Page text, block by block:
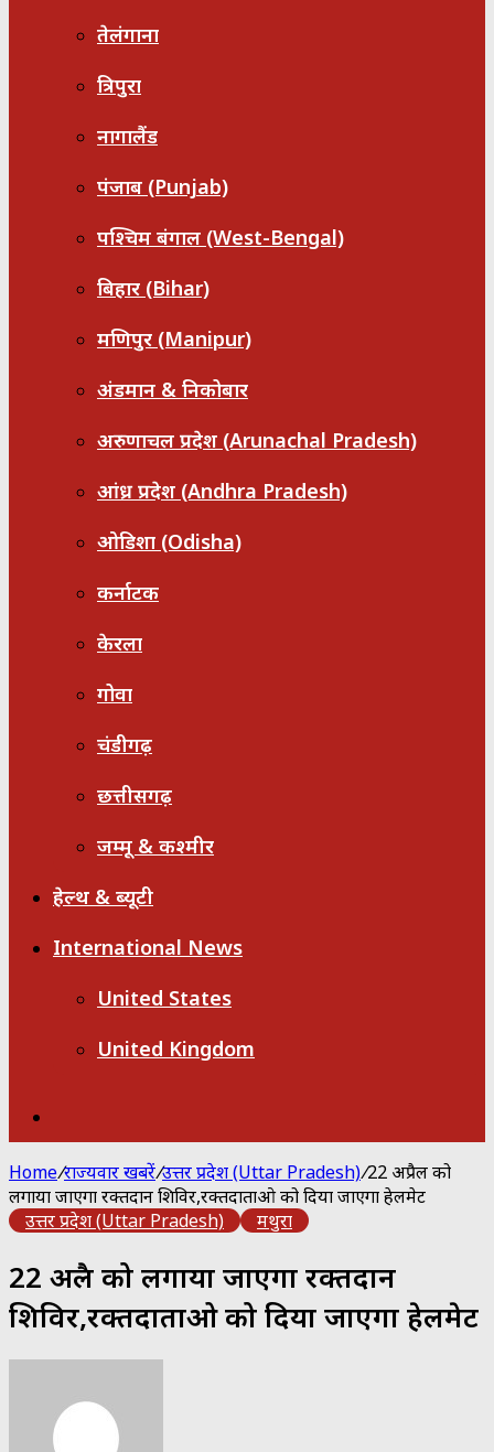
तेलंगाना
त्रिपुरा
नागालैंड
पंजाब (Punjab)
पश्चिम बंगाल (West-Bengal)
बिहार (Bihar)
मणिपुर (Manipur)
अंडमान & निकोबार
अरुणाचल प्रदेश (Arunachal Pradesh)
आंध्र प्रदेश (Andhra Pradesh)
ओडिशा (Odisha)
कर्नाटक
केरला
गोवा
चंडीगढ़
छत्तीसगढ़
जम्मू & कश्मीर
हेल्थ & ब्यूटी
International News
United States
United Kingdom
for
Home/राज्यवार खबरें/उत्तर प्रदेश (Uttar Pradesh)/22 अप्रैल को
लगाया जाएगा रक्तदान शिविर,रक्तदाताओ को दिया जाएगा हेलमेट
उत्तर प्रदेश (Uttar Pradesh)
मथुरा
22 अप्रैल को लगाया जाएगा रक्तदान
शिविर,रक्तदाताओ को दिया जाएगा हेलमेट